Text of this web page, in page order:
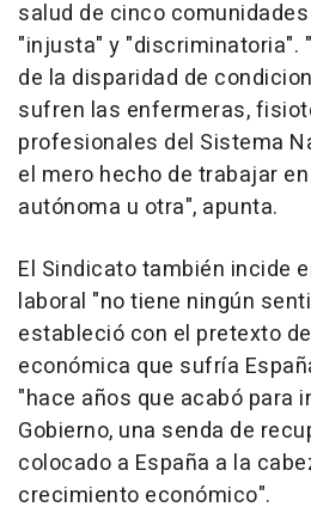
salud de cinco
"injusta" y "discriminatoria".
de la disparidad de
sufren las enfermeras,
profesionales del Sistema
el mero hecho de trabajar
autónoma u otra", apunta.
El Sindicato también incide
laboral "no tiene ningún
estableció con el pretexto
económica que sufría
"hace años que acabó para
Gobierno, una senda de
colocado a España a la
crecimiento económico".